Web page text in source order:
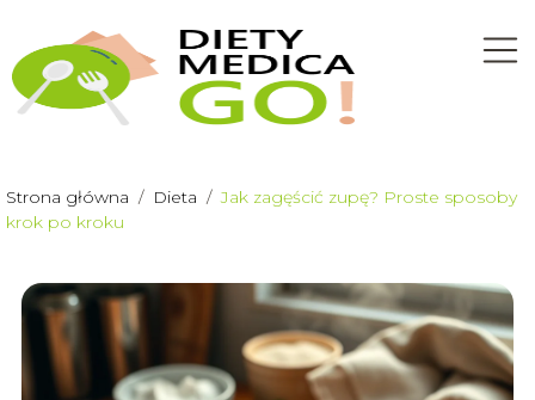
Strona główna / Dieta /Jak zagęścić zupę? Proste sposoby
krok po kroku